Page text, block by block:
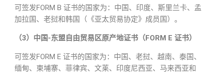
可签发FORM B 证书的国家为：中国、印度、斯里兰卡、孟
加拉国、老挝和韩国（《亚太贸易协定》成员国）。
（3）中国-东盟自由贸易区原产地证书（FORM E 证书）
可签发FORM E 证书的国家为：中国、老挝、越南、泰国、
缅甸、柬埔寨、菲律宾、文莱、印度尼西亚、马来西亚和